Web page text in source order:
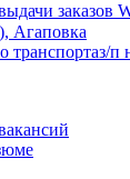
заказов
Агаповка
транспортаз/п